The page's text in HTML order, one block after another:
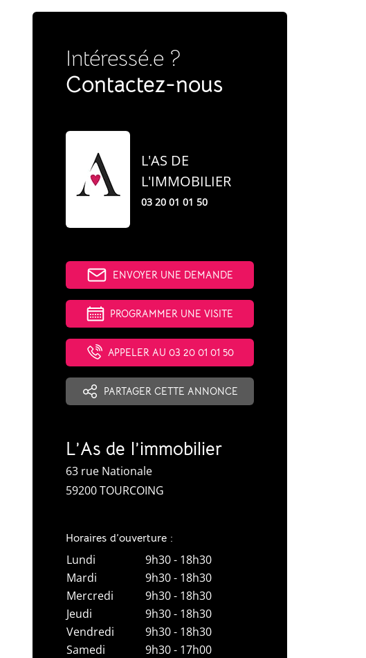
Intéressé.e ?
Contactez-nous
L'AS DE
L'IMMOBILIER
03 20 01 01 50
ENVOYER UNE DEMANDE
PROGRAMMER UNE VISITE
APPELER AU 03 20 01 01 50
PARTAGER CETTE ANNONCE
L’As de l’immobilier
63 rue Nationale
59200 TOURCOING
Horaires d’ouverture :
Lundi
9h30 - 18h30
Mardi
9h30 - 18h30
Mercredi
9h30 - 18h30
Jeudi
9h30 - 18h30
Vendredi
9h30 - 18h30
Samedi
9h30 - 17h00